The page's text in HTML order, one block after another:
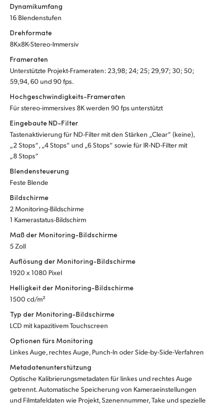
Sweden
Chinese Taipei
UAE
Ukraine
United States
Dynamikumfang
16 Blendenstufen
Drehformate
8Kx8K-Stereo-Immersiv
Frameraten
Unterstützte Projekt-Frameraten: 23,98; 24; 25; 29,97; 30; 50;
59,94, 60 und 90 fps.
Hochgeschwindigkeits-Frameraten
Für stereo-immersives 8K werden 90 fps unterstützt
Eingebaute ND-Filter
Tastenaktivierung für ND-Filter mit den Stärken „Clear“ (keine),
„2 Stops“, „4 Stops“ und „6 Stops“ sowie für IR-ND-Filter mit
„8 Stops“
Blendensteuerung
Feste Blende
Bildschirme
2 Monitoring-Bildschirme
1 Kamerastatus-Bildschirm
Maß der Monitoring-Bildschirme
5 Zoll
Auflösung der Monitoring-Bildschirme
1920 x 1080 Pixel
Helligkeit der Monitoring-Bildschirme
1500 cd/m²
Typ der Monitoring-Bildschirme
LCD mit kapazitivem Touchscreen
Optionen fürs Monitoring
Linkes Auge, rechtes Auge, Punch-In oder Side-by-Side-Verfahren
Metadatenunterstützung
Optische Kalibrierungsmetadaten für linkes und rechtes Auge
getrennt. Automatische Speicherung von Kameraeinstellungen
und Filmtafeldaten wie Projekt, Szenennummer, Take und spezielle